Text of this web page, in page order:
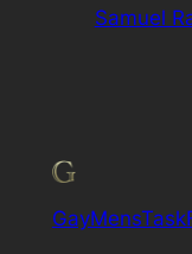
Samuel